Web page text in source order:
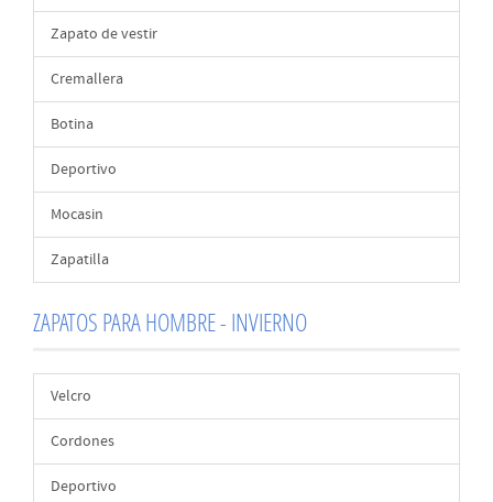
Zapato de vestir
Cremallera
Botina
Deportivo
Mocasin
Zapatilla
ZAPATOS PARA HOMBRE - INVIERNO
Velcro
Cordones
Deportivo